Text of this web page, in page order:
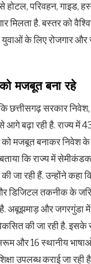
परिवहन, गाइड,
मिलता है. बस्तर को
के लिए रोजगार
मजबूत बना रहे
छत्तीसगढ़ सरकार
आगे बढ़ा रही है. राज्य में
मजबूत बनाकर निवेश के
कि राज्य में
जा रही हैं. उन्होंने कहा
डिजिटल तकनीक के
है. अबूझमाड़ और जगरगुंडा
की जा रही है. इसके
और 16 स्थानीय भाषाओं
उपलब्ध कराई जा रही